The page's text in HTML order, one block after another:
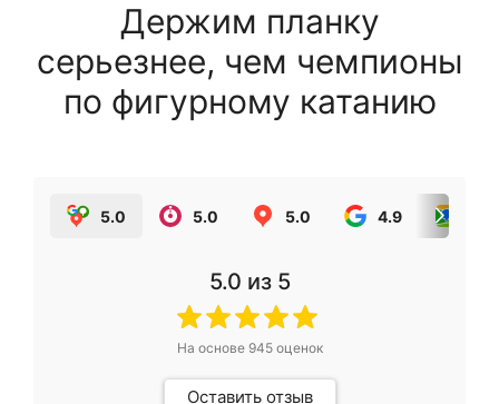
Держим планку
серьезнее, чем чемпионы
по фигурному катанию
5.0 5.0 5.0 4.9
5.0 из 5
На основе 945оценок
Оставить отзыв